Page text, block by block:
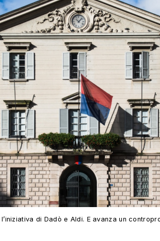
di Dadò e Aldi. E avanza un